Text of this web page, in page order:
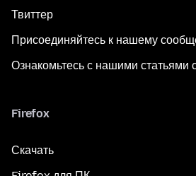
Твиттер
Присоединяйтесь к нашему
Ознакомьтесь с нашими статьями
Firefox
Скачать